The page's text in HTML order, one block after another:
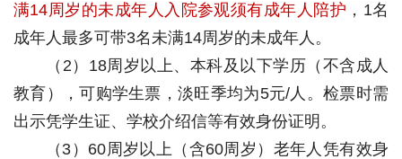
满14周岁的未成年人入院参观须有成年人陪护 ，1名
成年人最多可带3名未满14周岁的未成年人。
（2）18周岁以上、本科及以下学历（不含成人
教育），可购学生票，淡旺季均为5元/人。检票时需
出示凭学生证、学校介绍信等有效身份证明。
（3）60周岁以上（含60周岁）老年人凭有效身